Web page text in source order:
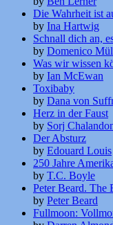
Die Wahrheit ist
by Ina Hartwig
Schnall dich an,
by Domenico
Was wir wissen
by Ian McEwan
Toxibaby
by Dana von
Herz in der Faust
by Sorj
Der Absturz
by Edouard Louis
250 Jahre
by T.C. Boyle
Peter Beard. The
by Peter Beard
Fullmoon: